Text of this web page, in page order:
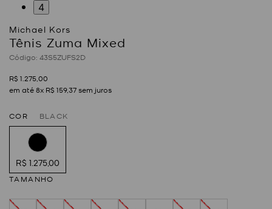
4
Tênis Zuma Mixed
: 43S5ZUFS2D
R$ 1 27500
em até8x R$ 159,37sem juros
COR BLACK
R$ 1.275,00
TAMANHO